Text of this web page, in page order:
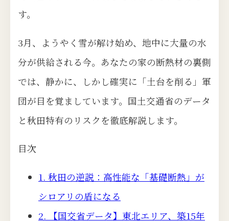
す。
3月、ようやく雪が解け始め、地中に大量の水
分が供給される今。あなたの家の断熱材の裏側
では、静かに、しかし確実に「土台を削る」軍
団が目を覚ましています。国土交通省のデータ
と秋田特有のリスクを徹底解説します。
目次
1. 秋田の逆説：高性能な「基礎断熱」が
シロアリの盾になる
2. 【国交省データ】東北エリア、築15年